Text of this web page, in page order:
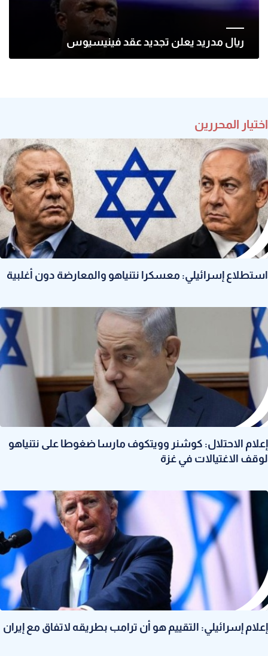
ريال مدريد يعلن تجديد عقد فينيسيوس
اختيار المحررين
استطلاع إسرائيلي: معسكرا نتنياهو والمعارضة دون أغلبية
إعلام الاحتلال: كوشنر وويتكوف مارسا ضغوطا على نتنياهو
لوقف الاغتيالات في غزة
إعلام إسرائيلي: التقييم هو أن ترامب بطريقه لاتفاق مع إيران